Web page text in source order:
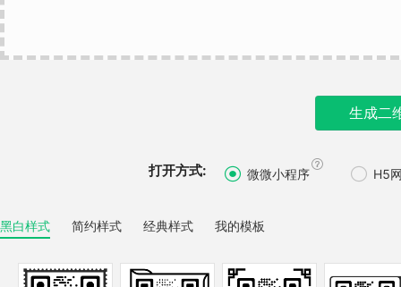
生成二
打开方式:  微微小程序

 H5
黑白样式 简约样式 经典样式 我的模板